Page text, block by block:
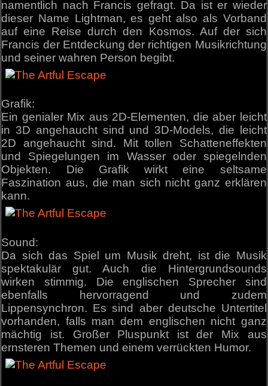
namentlich nach Francis gefragt. Da ist er wieder
dieser Name Lightman, es geht also als Vorband
auf eine Reise durch den Kosmos. Auf der sich
Francis der Entdeckung der richtigen Musikrichtung
und seiner wahren Person begibt.
Grafik:
Ein genialer Mix aus 2D-Elementen, die aber leicht
in 3D angehaucht sind und 3D-Models, die leicht
2D angehaucht sind. Mit tollen Schatteneffekten
und Spiegelungen im Wasser oder spiegelnden
Objekten. Die Grafik wirkt eine seltsame
Faszination aus, die man sich nicht ganz erklären
kann.
Sound:
Da sich das Spiel um Musik dreht, ist die Musik
spektakulär gut. Auch die Hintergrundsounds
wirken stimmig. Die englischen Sprecher sind
ebenfalls hervorragend und zudem
Lippensynchron. Es sind aber deutsche Untertitel
vorhanden, falls man dem englischen nicht ganz
mächtig ist. Großer Pluspunkt ist der Mix aus
ernsteren Themen und einem verrückten Humor.